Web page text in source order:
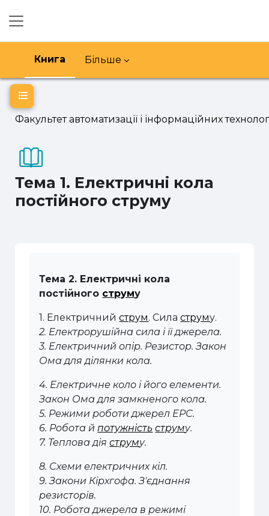
Книга Більше
Факультет автоматизації і інформаційних
Тема 1. Електричні кола
постійного струму
Відкритий покажчик курсу
Тема 2. Електричні кола
постійного струму
1. Електричнийструм. Силаструму.
2. Електрорушійна сила і її джерела.
3. Електричний опір. Резистор. Закон
Ома для ділянки кола.
4. Електричне коло і його елементи.
Закон Ома для замкненого кола.
5. Режими роботи джерел ЕРС.
6. Робота й потужність струму.
7. Теплова діяструму.
8. Схеми електричних кіл.
9. Закони Кірхгофа. З'єднання
резисторів.
10. Робота джерела в режимі